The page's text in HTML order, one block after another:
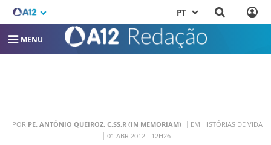
PT
MENU
POR PE. ANTÔNIO QUEIROZ, C.SS.R (IN MEMORIAM)
EM HISTÓRIAS DE VIDA
01 ABR 2012 - 12H26